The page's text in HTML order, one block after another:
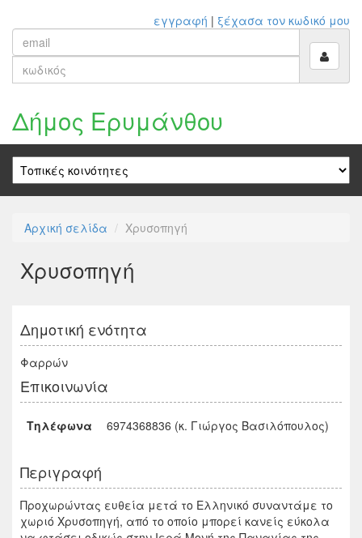
εγγραφή | ξέχασα τον κωδικό μου
Δήμος Ερυμάνθου
Αρχική σελίδα Χρυσοπηγή
Χρυσοπηγή
Δημοτική ενότητα
Φαρρών
Επικοινωνία
Τηλέφωνα 6974368836 (κ. Γιώργος Βασιλόπουλος)
Περιγραφή
Προχωρώντας ευθεία μετά το Ελληνικό συναντάμε το
χωριό Χρυσοπηγή, από το οποίο μπορεί κανείς εύκολα